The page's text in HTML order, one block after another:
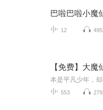
巴啦巴啦小魔
12
【免费】大魔
553